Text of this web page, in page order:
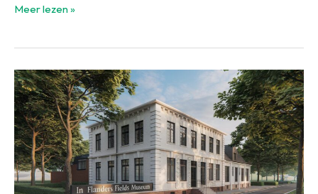
Last
Ceremonie
om
20:00
Uur
|
2026
Meer lezen »